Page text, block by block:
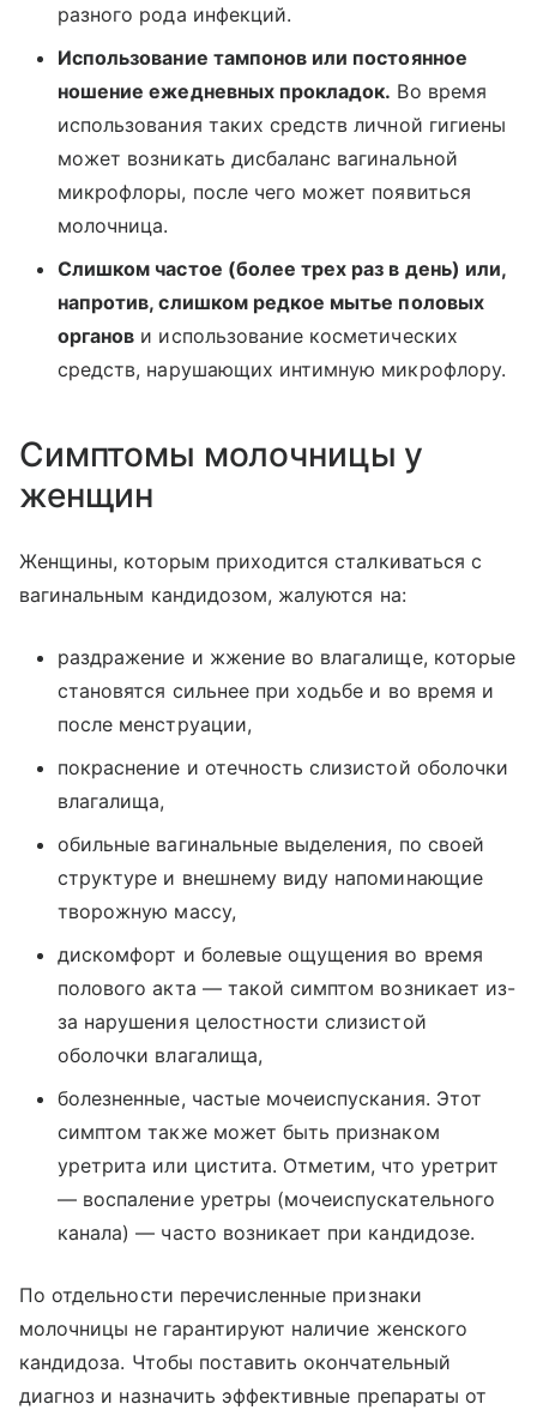
разного рода инфекций.
Использование тампонов или постоянное
ношение ежедневных прокладок. Во время
использования таких средств личной гигиены
может возникать дисбаланс вагинальной
микрофлоры, после чего может появиться
молочница.
Слишком частое (более трех раз в день) или,
напротив, слишком редкое мытье половых
органов и использование косметических
средств, нарушающих интимную микрофлору.
Симптомы молочницы у
женщин
Женщины, которым приходится сталкиваться с
вагинальным кандидозом, жалуются на:
раздражение и жжение во влагалище, которые
становятся сильнее при ходьбе и во время и
после менструации,
покраснение и отечность слизистой оболочки
влагалища,
обильные вагинальные выделения, по своей
структуре и внешнему виду напоминающие
творожную массу,
дискомфорт и болевые ощущения во время
полового акта — такой симптом возникает из-
за нарушения целостности слизистой
оболочки влагалища,
болезненные, частые мочеиспускания. Этот
симптом также может быть признаком
уретрита или цистита. Отметим, что уретрит
— воспаление уретры (мочеиспускательного
канала) — часто возникает при кандидозе.
По отдельности перечисленные признаки
молочницы не гарантируют наличие женского
кандидоза. Чтобы поставить окончательный
диагноз и назначить эффективные препараты от